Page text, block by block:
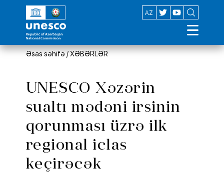
AZ
EN
Əsas səhifə /XƏBƏRLƏR
UNESCO Xəzərin
sualtı mədəni irsinin
qorunması üzrə ilk
regional iclas
keçirəcək